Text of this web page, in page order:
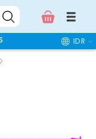
ACCESSORIES IDR